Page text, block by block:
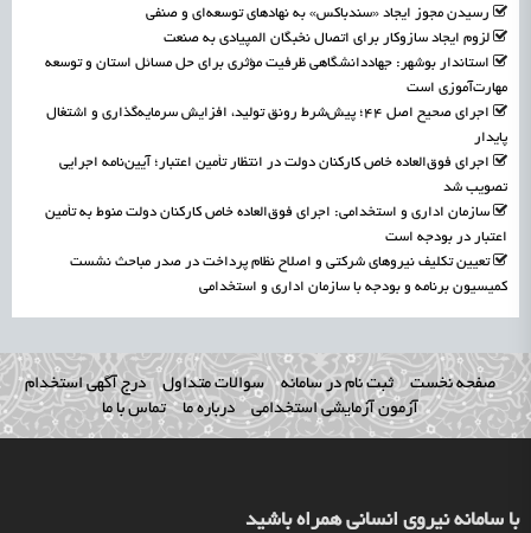
رسیدن مجوز ایجاد «سندباکس» به نهادهای توسعه‌ای و صنفی
لزوم ایجاد سازوکار برای اتصال نخبگان المپیادی به صنعت
استاندار بوشهر: جهاددانشگاهی ظرفیت مؤثری برای حل مسائل استان و توسعه
مهارت‌آموزی است
اجرای صحیح اصل ۴۴؛ پیش‌شرط رونق تولید، افزایش سرمایه‌گذاری و اشتغال
پایدار
اجرای فوق‌العاده خاص کارکنان دولت در انتظار تأمین اعتبار؛ آیین‌نامه اجرایی
تصویب شد
سازمان اداری و استخدامی: اجرای فوق‌العاده خاص کارکنان دولت منوط به تأمین
اعتبار در بودجه است
تعیین تکلیف نیروهای شرکتی و اصلاح نظام پرداخت در صدر مباحث نشست
کمیسیون برنامه و بودجه با سازمان اداری و استخدامی
صفحه نخست ثبت نام در سامانه سوالات متداول
درج آگهی استخدام
آزمون آزمایشی استخدامی
درباره ما تماس با ما
با سامانه نیروی انسانی همراه باشید